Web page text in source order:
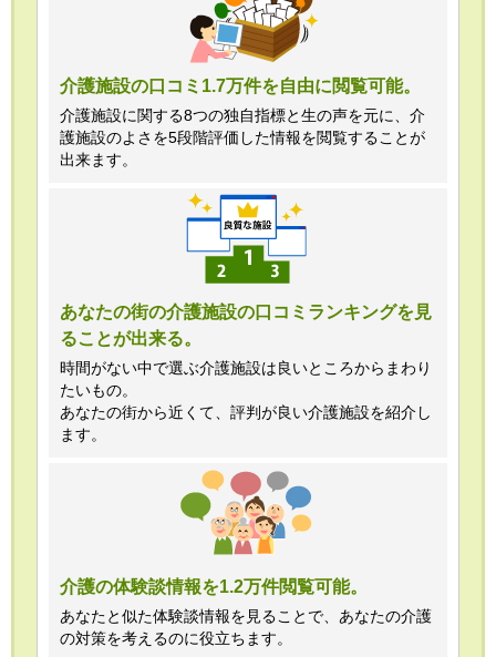
介護施設の口コミ1.7万件を自由に閲覧可能。
介護施設に関する8つの独自指標と生の声を元に、介
護施設のよさを5段階評価した情報を閲覧することが
出来ます。
あなたの街の介護施設の口コミランキングを見
ることが出来る。
時間がない中で選ぶ介護施設は良いところからまわり
たいもの。
あなたの街から近くて、評判が良い介護施設を紹介し
ます。
介護の体験談情報を1.2万件閲覧可能。
あなたと似た体験談情報を見ることで、あなたの介護
の対策を考えるのに役立ちます。